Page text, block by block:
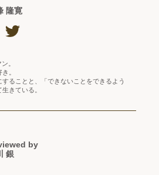
隆寛
。
。
ることと、「できないことをできるよう
きている。
by
銀